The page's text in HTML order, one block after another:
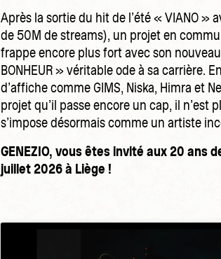
Après la sortie du hit de l’été « VIANO »
de 50M de streams), un projet en
frappe encore plus fort avec son
BONHEUR » véritable ode à sa carrière.
d’affiche comme GIMS, Niska, Himra et
projet qu’il passe encore un cap, il n’est
s’impose désormais comme un artiste
GENEZIO, vous êtes invité aux 20 ans
juillet 2026 à Liège !